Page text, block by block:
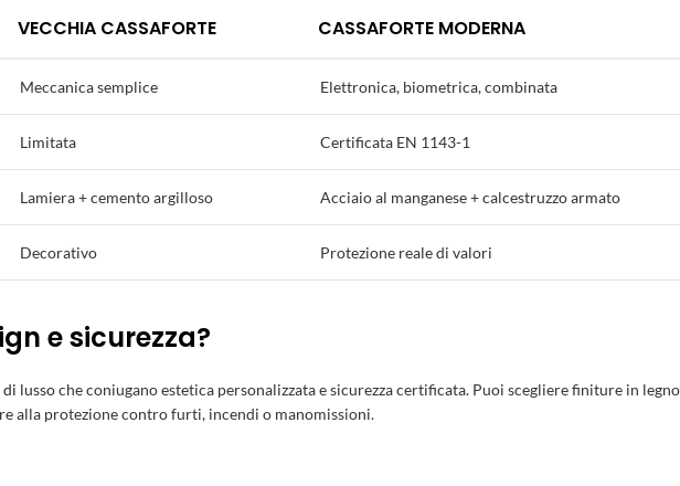
VECCHIA CASSAFORTE CASSAFORTE MODERNA
Meccanica semplice Elettronica, biometrica, combinata
Limitata Certificata EN 1143-1
Lamiera + cemento argilloso Acciaio al manganese + calcestruzzo armato
Decorativo Protezione reale di valori
e sicurezza?
lussoche coniugano estetica personalizzata e sicurezza certificata. Puoi scegliere finiture in
alla protezione contro furti, incendi o manomissioni.